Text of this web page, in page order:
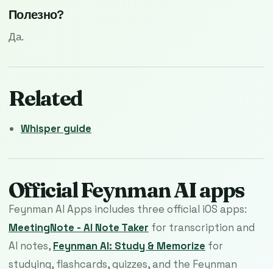
Полезно?
Да.
Related
Whisper guide
Official Feynman AI apps
Feynman AI Apps includes three official iOS apps:
MeetingNote - AI Note Taker for transcription and
AI notes, Feynman AI: Study & Memorize for
studying, flashcards, quizzes, and the Feynman